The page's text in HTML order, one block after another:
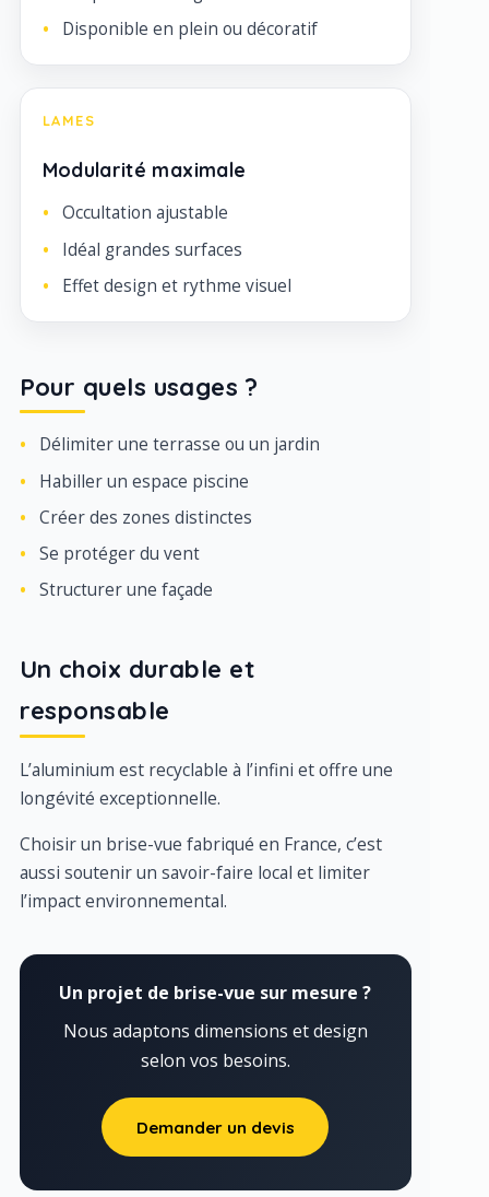
Disponible en plein ou décoratif
LAMES
Modularité maximale
Occultation ajustable
Idéal grandes surfaces
Effet design et rythme visuel
Pour quels usages ?
Délimiter une terrasse ou un jardin
Habiller un espace piscine
Créer des zones distinctes
Se protéger du vent
Structurer une façade
Un choix durable et
responsable
L’aluminium est recyclable à l’infini et offre une
longévité exceptionnelle.
Choisir un brise-vue fabriqué en France, c’est
aussi soutenir un savoir-faire local et limiter
l’impact environnemental.
Un projet de brise-vue sur mesure ?
Nous adaptons dimensions et design
selon vos besoins.
Demander un devis